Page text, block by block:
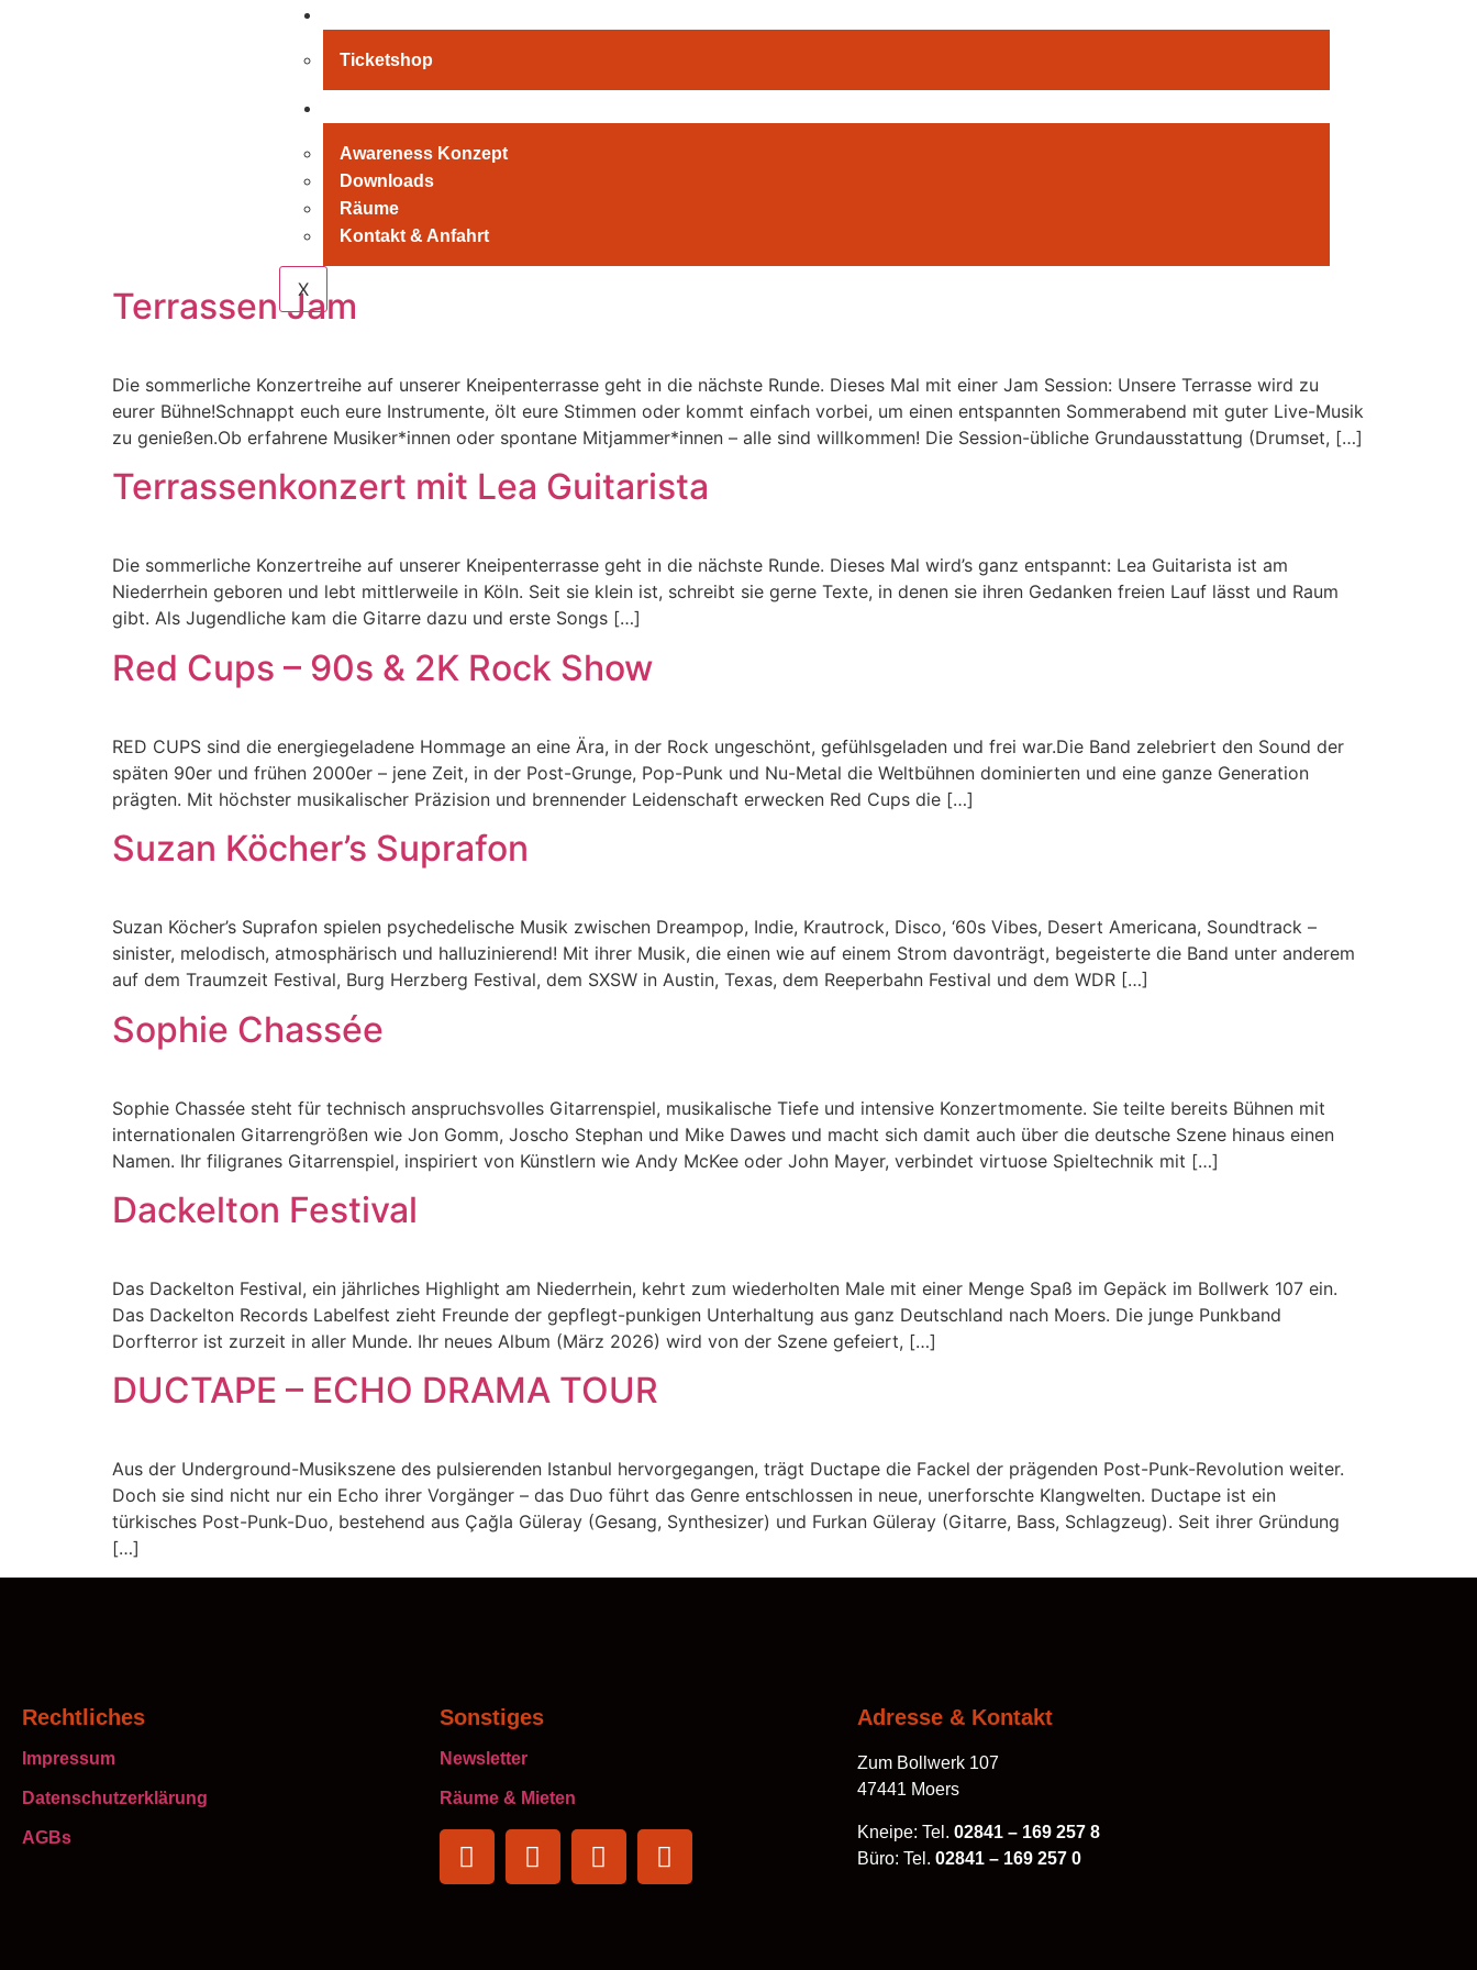
Ticketshop
Awareness Konzept
Downloads
Räume
Kontakt & Anfahrt
X
Terrassen Jam
Die sommerliche Konzertreihe auf unserer Kneipenterrasse geht in die nächste Runde. Dieses Mal mit einer Jam Session: Unsere Terrasse wird zu
eurer Bühne!Schnappt euch eure Instrumente, ölt eure Stimmen oder kommt einfach vorbei, um einen entspannten Sommerabend mit guter Live-Musik
zu genießen.Ob erfahrene Musiker*innen oder spontane Mitjammer*innen – alle sind willkommen! Die Session-übliche Grundausstattung (Drumset, […]
Terrassenkonzert mit Lea Guitarista
Die sommerliche Konzertreihe auf unserer Kneipenterrasse geht in die nächste Runde. Dieses Mal wird’s ganz entspannt: Lea Guitarista ist am
Niederrhein geboren und lebt mittlerweile in Köln. Seit sie klein ist, schreibt sie gerne Texte, in denen sie ihren Gedanken freien Lauf lässt und Raum
gibt. Als Jugendliche kam die Gitarre dazu und erste Songs […]
Red Cups – 90s & 2K Rock Show
RED CUPS sind die energiegeladene Hommage an eine Ära, in der Rock ungeschönt, gefühlsgeladen und frei war.Die Band zelebriert den Sound der
späten 90er und frühen 2000er – jene Zeit, in der Post-Grunge, Pop-Punk und Nu-Metal die Weltbühnen dominierten und eine ganze Generation
prägten. Mit höchster musikalischer Präzision und brennender Leidenschaft erwecken Red Cups die […]
Suzan Köcher’s Suprafon
Suzan Köcher’s Suprafon spielen psychedelische Musik zwischen Dreampop, Indie, Krautrock, Disco, ‘60s Vibes, Desert Americana, Soundtrack –
sinister, melodisch, atmosphärisch und halluzinierend! Mit ihrer Musik, die einen wie auf einem Strom davonträgt, begeisterte die Band unter anderem
auf dem Traumzeit Festival, Burg Herzberg Festival, dem SXSW in Austin, Texas, dem Reeperbahn Festival und dem WDR […]
Sophie Chassée
Sophie Chassée steht für technisch anspruchsvolles Gitarrenspiel, musikalische Tiefe und intensive Konzertmomente. Sie teilte bereits Bühnen mit
internationalen Gitarrengrößen wie Jon Gomm, Joscho Stephan und Mike Dawes und macht sich damit auch über die deutsche Szene hinaus einen
Namen. Ihr filigranes Gitarrenspiel, inspiriert von Künstlern wie Andy McKee oder John Mayer, verbindet virtuose Spieltechnik mit […]
Dackelton Festival
Das Dackelton Festival, ein jährliches Highlight am Niederrhein, kehrt zum wiederholten Male mit einer Menge Spaß im Gepäck im Bollwerk 107 ein.
Das Dackelton Records Labelfest zieht Freunde der gepflegt-punkigen Unterhaltung aus ganz Deutschland nach Moers. Die junge Punkband
Dorfterror ist zurzeit in aller Munde. Ihr neues Album (März 2026) wird von der Szene gefeiert, […]
DUCTAPE – ECHO DRAMA TOUR
Aus der Underground-Musikszene des pulsierenden Istanbul hervorgegangen, trägt Ductape die Fackel der prägenden Post-Punk-Revolution weiter.
Doch sie sind nicht nur ein Echo ihrer Vorgänger – das Duo führt das Genre entschlossen in neue, unerforschte Klangwelten. Ductape ist ein
türkisches Post-Punk-Duo, bestehend aus Çağla Güleray (Gesang, Synthesizer) und Furkan Güleray (Gitarre, Bass, Schlagzeug). Seit ihrer Gründung
[…]
Rechtliches
Impressum
Datenschutzerklärung
AGBs
Sonstiges
Newsletter
Räume & Mieten
Adresse & Kontakt
Zum Bollwerk 107
47441 Moers
Kneipe: Tel. 02841 – 169 257 8
Büro: Tel. 02841 – 169 257 0